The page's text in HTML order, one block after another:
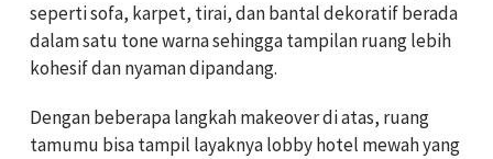
seperti sofa, karpet, tirai, dan bantal dekoratif berada
dalam satu tone warna sehingga tampilan ruang lebih
kohesif dan nyaman dipandang.
Dengan beberapa langkah makeover di atas, ruang
tamumu bisa tampil layaknya lobby hotel mewah yang